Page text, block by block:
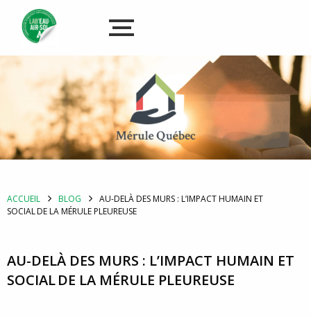
ACCUEIL BLOG
AU-DELÀ DES MURS : L’IMPACT HUMAIN ET
SOCIAL DE LA MÉRULE PLEUREUSE
AU-DELÀ DES MURS : L’IMPACT HUMAIN ET
SOCIAL DE LA MÉRULE PLEUREUSE